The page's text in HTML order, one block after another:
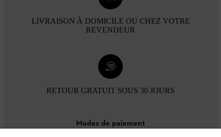
LIVRAISON À DOMICILE OU CHEZ VOTRE
REVENDEUR
RETOUR GRATUIT SOUS 30 JOURS
Modes de paiement